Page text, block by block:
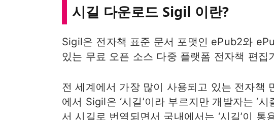
시길 다운로드 Sigil 이란?
Sigil은 전자책 표준 문서 포맷인 ePub2와
있는 무료 오픈 소스 다중 플랫폼 전자책 편집
전 세계에서 가장 많이 사용되고 있는 전자책
에서 Sigil은 ‘시길’이라 부르지만 개발자는 ‘
서 시길로 번역되면서 국내에서는 ‘시길’이 통